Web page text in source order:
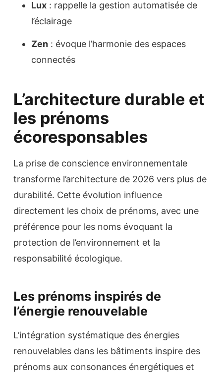
Lux : rappelle la gestion automatisée de
l’éclairage
Zen : évoque l’harmonie des espaces
connectés
L’architecture durable et
les prénoms
écoresponsables
La prise de conscience environnementale
transforme l’architecture de 2026 vers plus de
durabilité. Cette évolution influence
directement les choix de prénoms, avec une
préférence pour les noms évoquant la
protection de l’environnement et la
responsabilité écologique.
Les prénoms inspirés de
l’énergie renouvelable
L’intégration systématique des énergies
renouvelables dans les bâtiments inspire des
prénoms aux consonances énergétiques et